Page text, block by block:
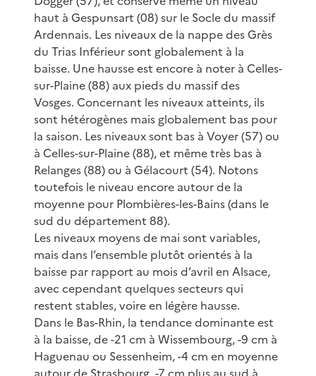
haut à Gespunsart (08) sur le Socle du massif
Ardennais. Les niveaux de la nappe des Grès
du Trias Inférieur sont globalement à la
baisse. Une hausse est encore à noter à Celles-
sur-Plaine (88) aux pieds du massif des
Vosges. Concernant les niveaux atteints, ils
sont hétérogènes mais globalement bas pour
la saison. Les niveaux sont bas à Voyer (57) ou
à Celles-sur-Plaine (88), et même très bas à
Relanges (88) ou à Gélacourt (54). Notons
toutefois le niveau encore autour de la
moyenne pour Plombières-les-Bains (dans le
sud du département 88).
Les niveaux moyens de mai sont variables,
mais dans l’ensemble plutôt orientés à la
baisse par rapport au mois d’avril en Alsace,
avec cependant quelques secteurs qui
restent stables, voire en légère hausse.
Dans le Bas-Rhin, la tendance dominante est
à la baisse, de -21 cm à Wissembourg, -9 cm à
Haguenau ou Sessenheim, -4 cm en moyenne